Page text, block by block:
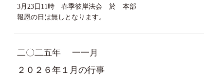
3月23日11時 春季彼岸法会 於 本部
報恩の日は無しとなります。
二〇二五年
一一月
２０２６年１月の行事